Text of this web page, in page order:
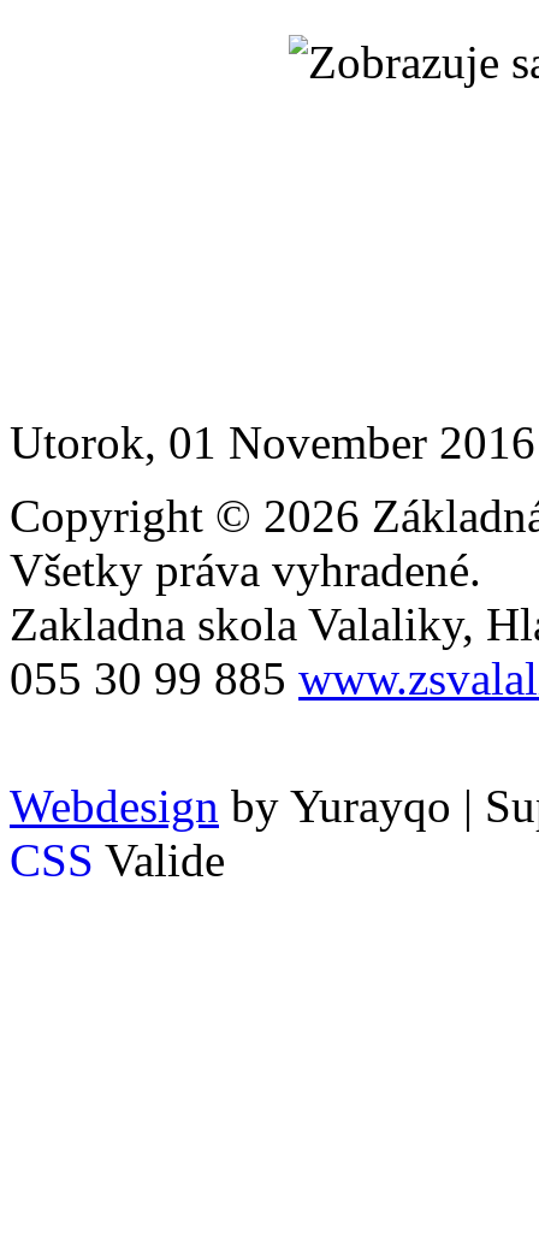
Utorok, 01 November
Copyright © 2026
Všetky práva vyhradené.
Zakladna skola Valaliky,
055 30 99 885
Webdesign by Yurayqo |
CSS Valide